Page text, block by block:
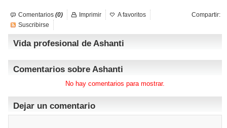
Comentarios (0) Compartir:
Imprimir
A favoritos
Suscribirse
Vida profesional de Ashanti
Comentarios sobre Ashanti
No hay comentarios para mostrar.
Dejar un comentario